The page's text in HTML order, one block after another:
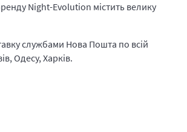
Night-Evolution містить велику
службами Нова Пошта по всій
Одесу, Харків.